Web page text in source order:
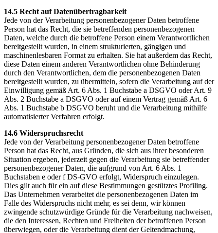
14.5 Recht auf Datenübertragbarkeit
Jede von der Verarbeitung personenbezogener Daten betroffene
Person hat das Recht, die sie betreffenden personenbezogenen
Daten, welche durch die betroffene Person einem Verantwortlichen
bereitgestellt wurden, in einem strukturierten, gängigen und
maschinenlesbaren Format zu erhalten. Sie hat außerdem das Recht,
diese Daten einem anderen Verantwortlichen ohne Behinderung
durch den Verantwortlichen, dem die personenbezogenen Daten
bereitgestellt wurden, zu übermitteln, sofern die Verarbeitung auf der
Einwilligung gemäß Art. 6 Abs. 1 Buchstabe a DSGVO oder Art. 9
Abs. 2 Buchstabe a DSGVO oder auf einem Vertrag gemäß Art. 6
Abs. 1 Buchstabe b DSGVO beruht und die Verarbeitung mithilfe
automatisierter Verfahren erfolgt.
14.6 Widerspruchsrecht
Jede von der Verarbeitung personenbezogener Daten betroffene
Person hat das Recht, aus Gründen, die sich aus ihrer besonderen
Situation ergeben, jederzeit gegen die Verarbeitung sie betreffender
personenbezogener Daten, die aufgrund von Art. 6 Abs. 1
Buchstaben e oder f DS-GVO erfolgt, Widerspruch einzulegen.
Dies gilt auch für ein auf diese Bestimmungen gestütztes Profiling.
Das Unternehmen verarbeitet die personenbezogenen Daten im
Falle des Widerspruchs nicht mehr, es sei denn, wir können
zwingende schutzwürdige Gründe für die Verarbeitung nachweisen,
die den Interessen, Rechten und Freiheiten der betroffenen Person
überwiegen, oder die Verarbeitung dient der Geltendmachung,